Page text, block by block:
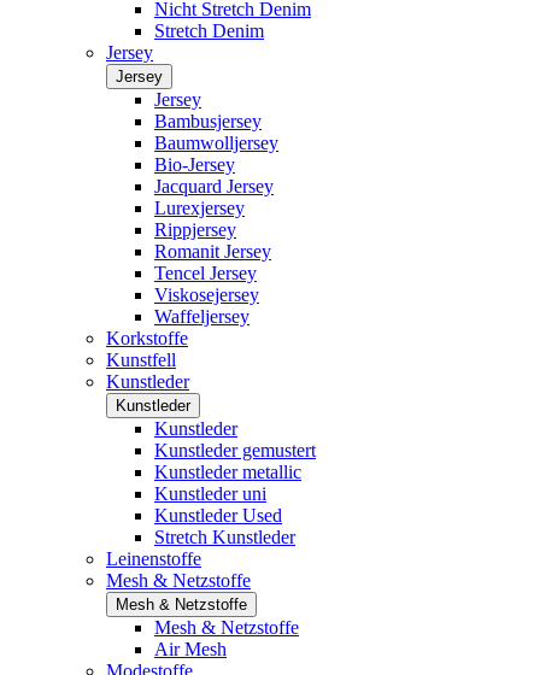
Nicht Stretch Denim
Stretch Denim
Jersey
Jersey
Jersey
Bambusjersey
Baumwolljersey
Bio-Jersey
Jacquard Jersey
Lurexjersey
Rippjersey
Romanit Jersey
Tencel Jersey
Viskosejersey
Waffeljersey
Korkstoffe
Kunstfell
Kunstleder
Kunstleder
Kunstleder
Kunstleder gemustert
Kunstleder metallic
Kunstleder uni
Kunstleder Used
Stretch Kunstleder
Leinenstoffe
Mesh & Netzstoffe
Mesh & Netzstoffe
Mesh & Netzstoffe
Air Mesh
Modestoffe